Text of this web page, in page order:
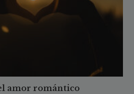
amor romántico